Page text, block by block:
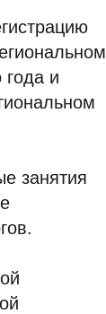
и
занятия